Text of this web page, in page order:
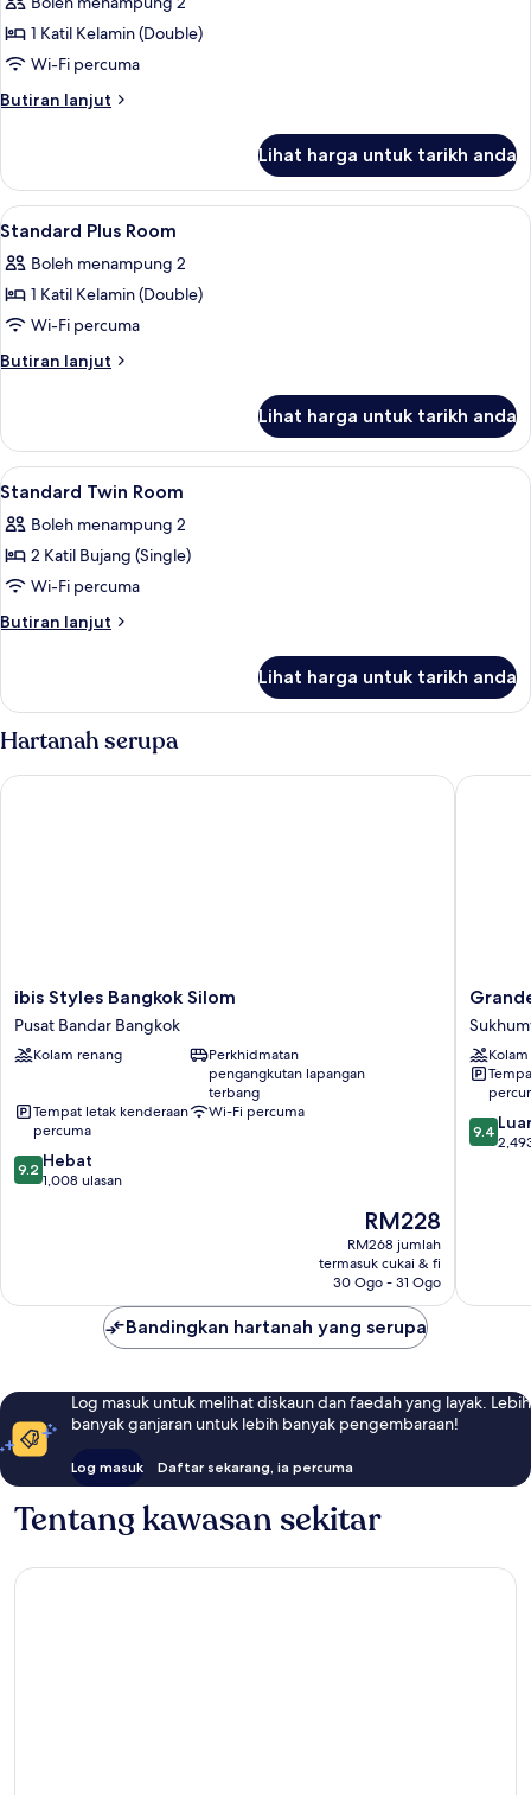
foto
untuk
Standard
Double
1 Katil Kelamin (Double)
Wi-Fi percuma
Butiran lanjut
Butiran
Double
Room
Lihat harga untuk tarikh anda
Lihat
semua
foto
untuk
Standard
Plus
Peti besi dalam bilik, Wi-fi percuma,
7
Standard Plus Room
Boleh menampung 2
1 Katil Kelamin (Double)
Wi-Fi percuma
Butiran lanjut
Butiran
Plus
Room
Lihat harga untuk tarikh anda
Lihat
semua
foto
untuk
Standard
Twin
Peti besi dalam bilik, Wi-fi percuma,
6
Standard Twin Room
Boleh menampung 2
2 Katil Bujang (Single)
Wi-Fi percuma
Butiran lanjut
Butiran
Twin
Room
Lihat harga untuk tarikh anda
Hartanah serupa
ibis
Styles
Bangkok
Silom
Bandar
Bangkok
ibis Styles Bangkok Silom
Pusat Bandar Bangkok
Kolam renang
Perkhidmatan
pengangkutan lapangan
terbang
Tempat letak kenderaan
percuma
Wi-Fi percuma
9.2
daripada
9.2 Hebat
1,008 ulasan
Harga
ialah
RM228
RM228
RM268 jumlah
termasuk cukai & fi
30 Ogo - 31 Ogo
ibis Styles Bangkok Silom
Grande
Centre
Point
Hotel
Terminal
9.4
9.4
Grande
Bandingkan hartanah yang serupa
Log masuk untuk melihat diskaun dan faedah yang layak. Lebih
banyak ganjaran untuk lebih banyak pengembaraan!
Log masuk Daftar sekarang, ia percuma
Tentang kawasan sekitar